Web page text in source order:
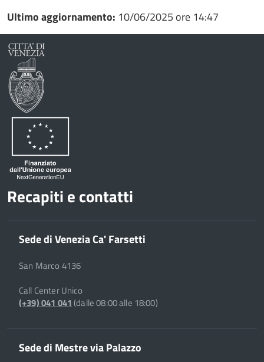
Ultimo aggiornamento: 10/06/2025 ore 14:47
Recapiti e contatti
Sede di Venezia Ca' Farsetti
San Marco 4136
Call Center Unico
(+39) 041 041(dalle 08:00 alle 18:00)
Sede di Mestre via Palazzo